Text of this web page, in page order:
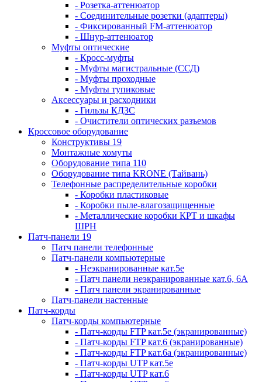
- Розетка-аттенюатор
- Соединительные розетки (адаптеры)
- Фиксированный FM-аттенюатор
- Шнур-аттенюатор
Муфты оптические
- Кросс-муфты
- Муфты магистральные (ССД)
- Муфты проходные
- Муфты тупиковые
Аксессуары и расходники
- Гильзы КДЗС
- Очистители оптических разъемов
Кроссовое оборудование
Конструктивы 19
Монтажные хомуты
Оборудование типа 110
Оборудование типа KRONE (Тайвань)
Телефонные распределительные коробки
- Коробки пластиковые
- Коробки пыле-влагозащищенные
- Металлические коробки КРТ и шкафы
ШРН
Патч-панели 19
Патч панели телефонные
Патч-панели компьютерные
- Неэкранированные кат.5е
- Патч панели неэкранированные кат.6, 6А
- Патч панели экранированные
Патч-панели настенные
Патч-корды
Патч-корды компьютерные
- Патч-корды FTP кат.5е (экранированные)
- Патч-корды FTP кат.6 (экранированные)
- Патч-корды FTP кат.6а (экранированные)
- Патч-корды UTP кат.5е
- Патч-корды UTP кат.6